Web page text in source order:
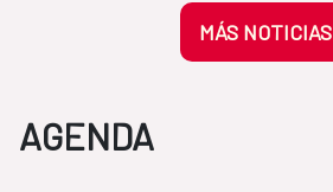
MÁS NOTICIAS
AGENDA